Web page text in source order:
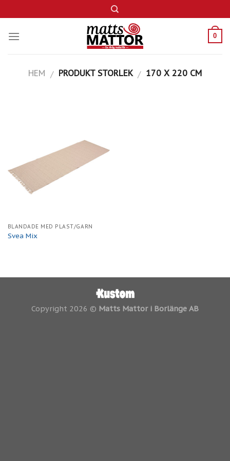
to
content
0
HEM / PRODUKT STORLEK / 170 X 220 CM
BLANDADE MED PLAST/GARN
Svea Mix
Copyright 2026 © Matts Mattor i Borlänge AB